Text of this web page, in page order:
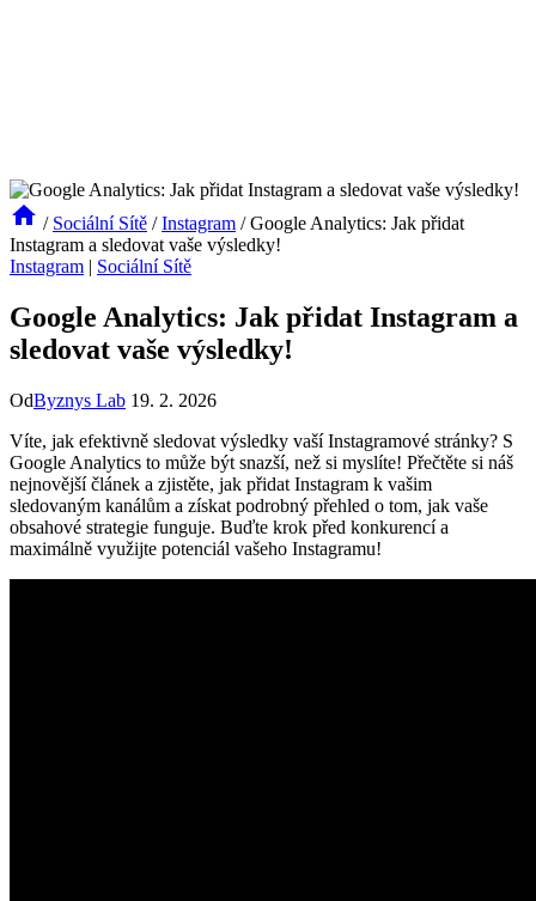
/ Sociální Sítě / Instagram / Google Analytics: Jak přidat
Instagram a sledovat vaše výsledky!
Instagram | Sociální Sítě
Google Analytics: Jak přidat Instagram a
sledovat vaše výsledky!
OdByznys Lab 19. 2. 2026
Víte, jak efektivně sledovat výsledky vaší Instagramové stránky? S
Google Analytics to může být snazší, než si myslíte! Přečtěte si náš
nejnovější článek a zjistěte, jak přidat Instagram k vašim
sledovaným kanálům a získat podrobný přehled o tom, jak vaše
obsahové strategie funguje. Buďte krok před konkurencí a
maximálně využijte potenciál vašeho Instagramu!